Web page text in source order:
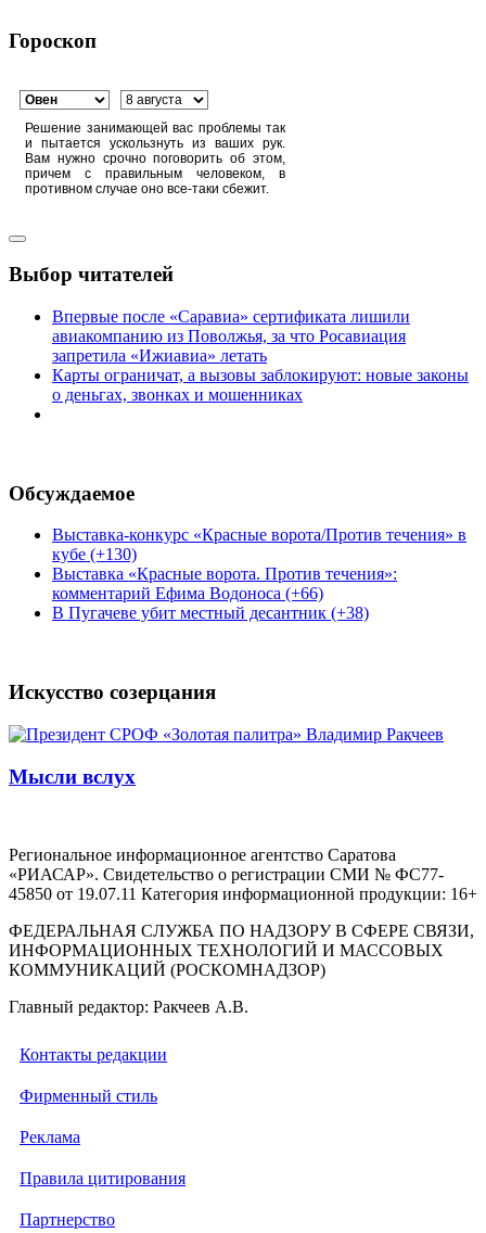
Гороскоп
Решение занимающей вас проблемы так
и пытается ускользнуть из ваших рук.
Вам нужно срочно поговорить об этом,
причем с правильным человеком, в
противном случае оно все-таки сбежит.
Выбор читателей
Впервые после «Саравиа» сертификата лишили
авиакомпанию из Поволжья, за что Росавиация
запретила «Ижиавиа» летать
Карты ограничат, а вызовы заблокируют: новые законы
о деньгах, звонках и мошенниках
Обсуждаемое
Выставка-конкурс «Красные ворота/Против течения» в
кубе (+130)
Выставка «Красные ворота. Против течения»:
комментарий Ефима Водоноса (+66)
В Пугачеве убит местный десантник (+38)
Искусство созерцания
Мысли вслух
Региональное информационное агентство Саратова
«РИАСАР». Свидетельство о регистрации СМИ № ФС77-
45850 от 19.07.11 Категория информационной продукции: 16+
ФЕДЕРАЛЬНАЯ СЛУЖБА ПО НАДЗОРУ В СФЕРЕ СВЯЗИ,
ИНФОРМАЦИОННЫХ ТЕХНОЛОГИЙ И МАССОВЫХ
КОММУНИКАЦИЙ (РОСКОМНАДЗОР)
Главный редактор: Ракчеев А.В.
Контакты редакции
Фирменный стиль
Реклама
Правила цитирования
Партнерство